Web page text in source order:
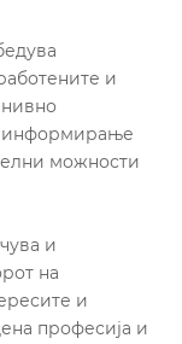
и
информирање
можности
и
на
и
професија и